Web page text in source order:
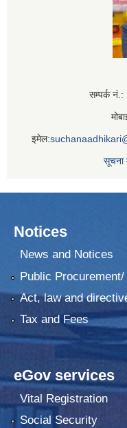
सम्पर्क
इमेल:
सूचना
Notices
News and Notices
Public
Act, law and
Tax and Fees
eGov services
Vital Registration
Social Security